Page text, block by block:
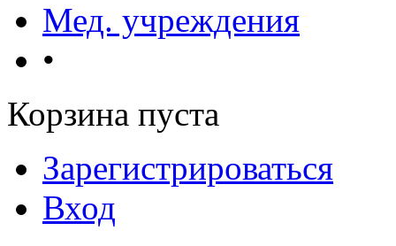
Мед. учреждения
•
Корзина пуста
Зарегистрироваться
Вход